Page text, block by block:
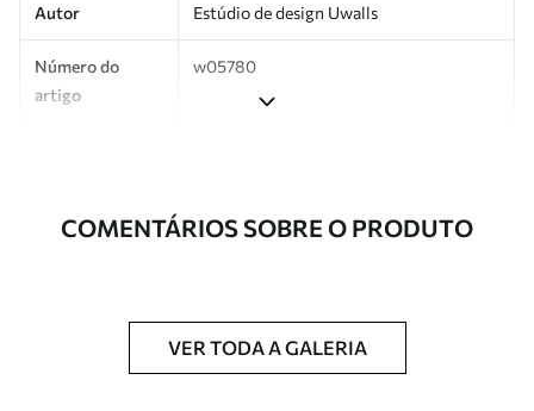
Autor Estúdio de design Uwalls
Número do
artigo
w05780
rolos de até 50 cm de largura.
COMENTÁRIOS SOBRE O PRODUTO
VER TODA A GALERIA